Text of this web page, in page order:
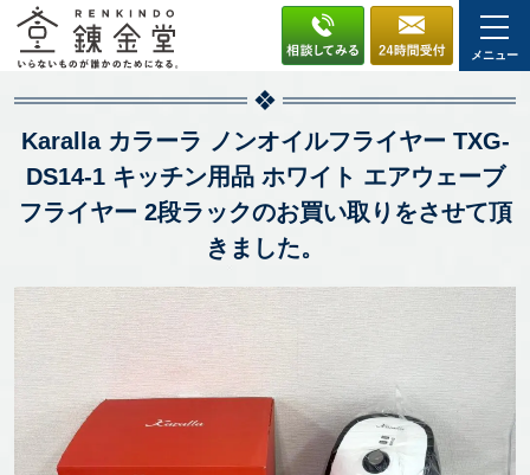
メニュー
Karalla カラーラ ノンオイルフライヤー TXG-
DS14-1 キッチン用品 ホワイト エアウェーブ
フライヤー 2段ラックのお買い取りをさせて頂
きました。